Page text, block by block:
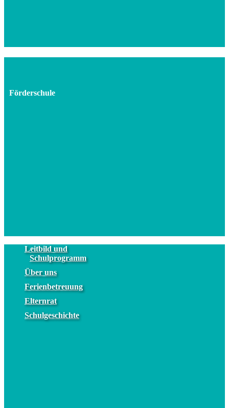
Förderschule
Leitbild und
Schulprogramm
Über uns
Ferienbetreuung
Elternrat
Schulgeschichte